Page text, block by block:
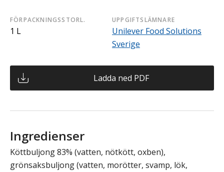
FÖRPACKNINGSSTORL.
1 L
UPPGIFTSLÄMNARE
Unilever Food Solutions
Sverige
Ladda ned PDF
Ingredienser
Köttbuljong 83% (vatten, nötkött, oxben),
grönsaksbuljong (vatten, morötter, svamp, lök,